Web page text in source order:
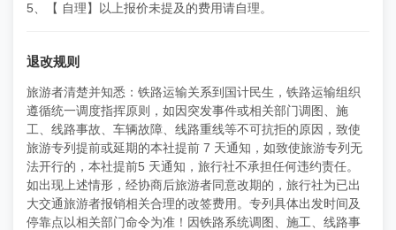
5、【 自理】以上报价未提及的费用请自理。
退改规则
旅游者清楚并知悉：铁路运输关系到国计民生，铁路运输组织
遵循统一调度指挥原则，如因突发事件或相关部门调图、施
工、线路事故、车辆故障、线路重线等不可抗拒的原因，致使
旅游专列提前或延期的本社提前 7 天通知，如致使旅游专列无
法开行的，本社提前5 天通知，旅行社不承担任何违约责任。
如出现上述情形，经协商后旅游者同意改期的，旅行社为已出
大交通旅游者报销相关合理的改签费用。专列具体出发时间及
停靠点以相关部门命令为准！因铁路系统调图、施工、线路事